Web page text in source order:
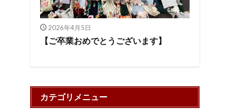
2026年4月5日
【ご卒業おめでとうございます】
カテゴリメニュー